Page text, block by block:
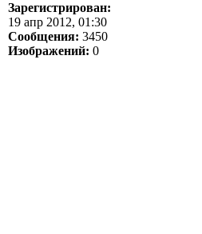
Зарегистрирован:
19 апр 2012, 01:30
Сообщения: 3450
Изображений: 0